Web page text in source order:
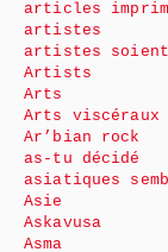
articles
artistes
artistes soient
Artists
Arts
Arts viscéraux
Ar’bian rock
as-tu décidé
asiatiques
Asie
Askavusa
Asma